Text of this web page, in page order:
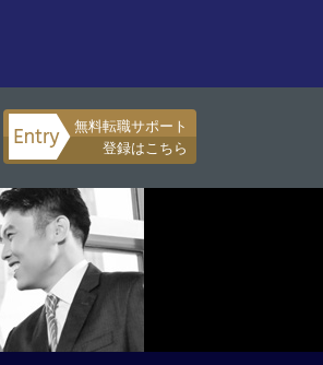
無料転職サポート
登録はこちら